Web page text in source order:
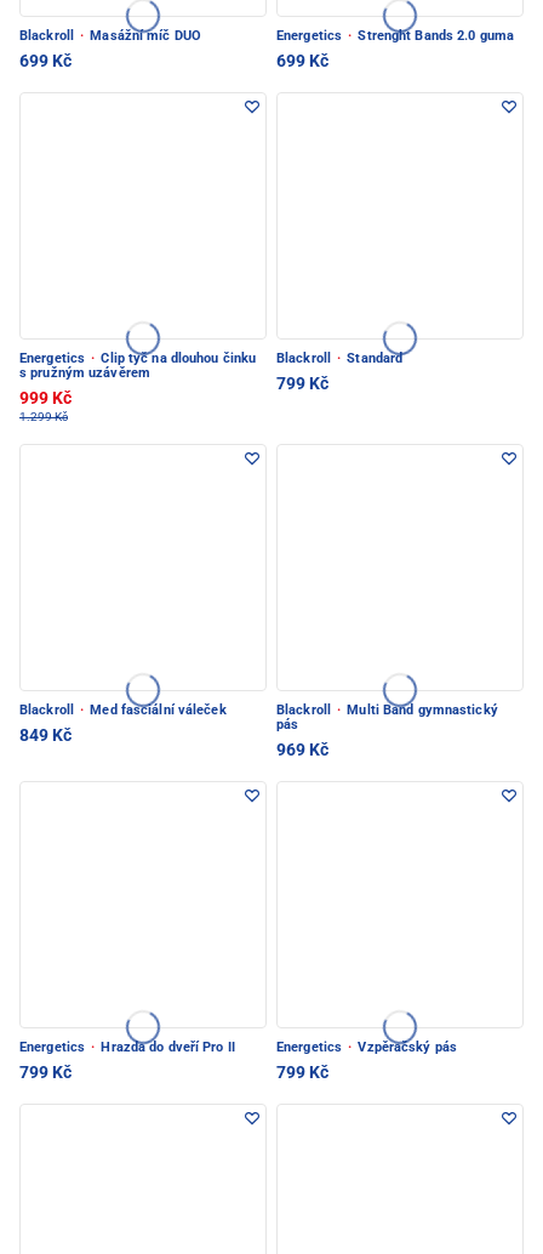
Blackroll · Masážní míč DUO
699 Kč
Energetics · Strenght Bands 2.0 guma
699 Kč
Energetics · Clip tyč na dlouhou činku
s pružným uzávěrem
999 Kč
1.299 Kč
Blackroll · Standard
799 Kč
Blackroll · Med fasciální váleček
849 Kč
Blackroll · Multi Band gymnastický
pás
969 Kč
Energetics · Hrazda do dveří Pro II
799 Kč
Energetics · Vzpěračský pás
799 Kč